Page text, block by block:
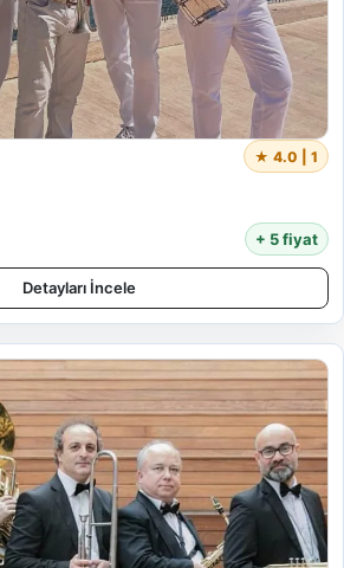
★ 4.0 | 1
+ 5 fiyat
Detayları İncele